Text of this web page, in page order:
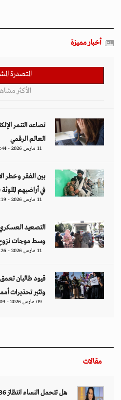
أخبار مميزة
المتصدرة
الأكثر
تصاعد التنمر
العالم الرقمي
11 مارس 2026 - 13:44
بين الفقر وخطر
في أراضيهم
11 مارس 2026 - 11:19
التصعيد
وسط موجات
11 مارس 2026 - 10:26
قيود طالبان
وتثير تحذيرات
09 مارس 2026 - 14:09
مقالات
هل تتحمل النساء انتظارَ 286 عاماً؟